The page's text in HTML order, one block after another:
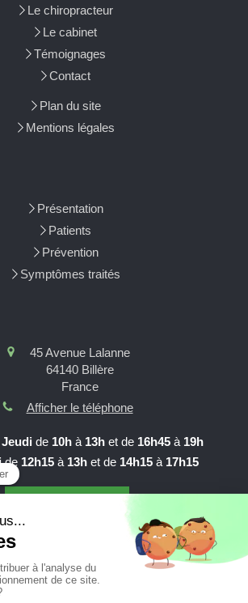
Le chiropracteur
Le cabinet
Témoignages
Contact
Plan du site
Mentions légales
Présentation
Patients
Prévention
Symptômes traités
45 Avenue Lalanne
64140 Billère
France
Afficher le téléphone
Jeudi de 10hà 13het de 16h45à 19h
de 12h15 à 13h et de 14h15 à 17h15
du site par Simplébo